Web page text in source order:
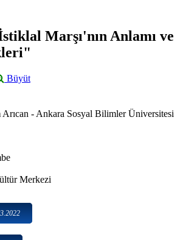
Marşı'nın Anlamı ve
Büyüt
- Ankara Sosyal Bilimler Üniversitesi
Merkezi